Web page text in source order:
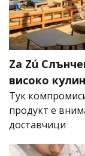
Za Zú
високо
Тук
продукт е
доставчици